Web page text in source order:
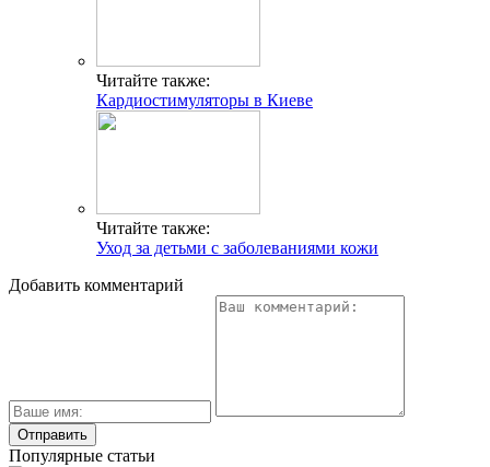
Читайте также:
Кардиостимуляторы в Киеве
Читайте также:
Уход за детьми с заболеваниями кожи
Добавить комментарий
Популярные статьи